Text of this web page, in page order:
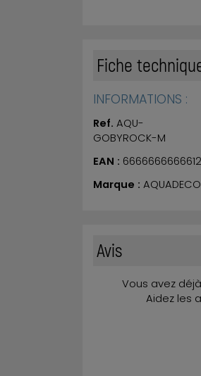
Fiche
INFORMATIONS :
Ref. AQU-
GOBYROCK-M
EAN : 6666666666612
Marque : AQUADECO
Avis
Vous avez
Aidez les